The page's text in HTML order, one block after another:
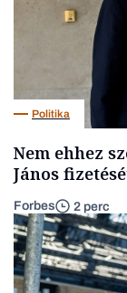
Politika
Nem ehhez
János
Forbes 2 perc